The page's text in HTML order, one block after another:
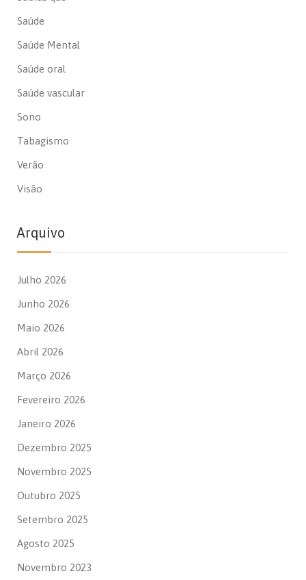
Saúde
Saúde Mental
Saúde oral
Saúde vascular
Sono
Tabagismo
Verão
Visão
Arquivo
Julho 2026
Junho 2026
Maio 2026
Abril 2026
Março 2026
Fevereiro 2026
Janeiro 2026
Dezembro 2025
Novembro 2025
Outubro 2025
Setembro 2025
Agosto 2025
Novembro 2023